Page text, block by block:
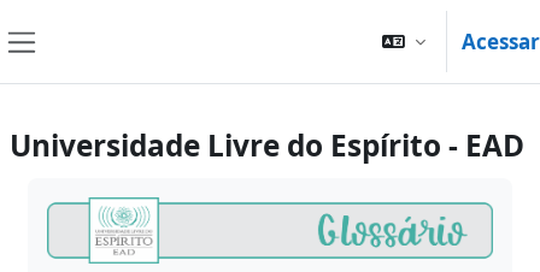
Acessar
Universidade Livre do Espírito - EAD